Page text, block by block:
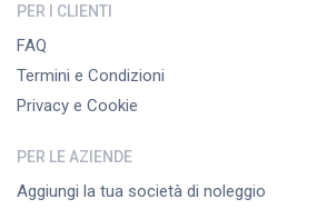
PER I CLIENTI
FAQ
Termini e Condizioni
Privacy e Cookie
PER LE AZIENDE
Aggiungi la tua società di noleggio